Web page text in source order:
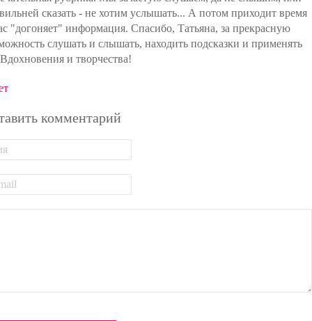
сказать - не хотим услышать... А потом приходит время
"догоняет" информация. Спасибо, Татьяна, за прекрасную
слушать и слышать, находить подсказки и применять
и творчества!
комментарий